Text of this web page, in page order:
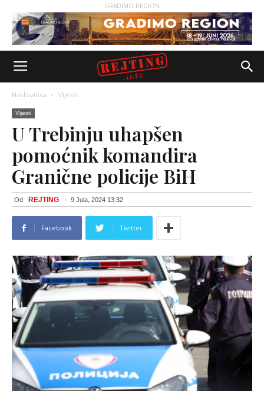
GRADIMO REGION
Naslovnica Vijesti
Vijesti
U Trebinju uhapšen
pomoćnik komandira
Granične policije BiH
Od REJTING - 9 Jula, 2024 13:32
Facebook Twitter